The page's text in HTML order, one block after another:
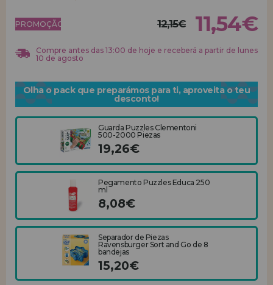
REGISTRO DE REVENDEDOR
PROMOÇÃO! 12,15€ 11,54€
Compre antes das 13:00 de hoje e receberá a partir de lunes
10 de agosto
Olha o pack que preparámos para ti, aproveita o teu
desconto!
Guarda Puzzles Clementoni
500-2000 Piezas
19,26€
Pegamento Puzzles Educa 250
ml
8,08€
Separador de Piezas
Ravensburger Sort and Go de 8
bandejas
15,20€